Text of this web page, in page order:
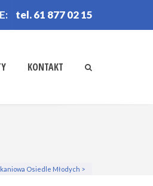
tel. 61 877 02 15
KONTAKT
Osiedle Młodych >